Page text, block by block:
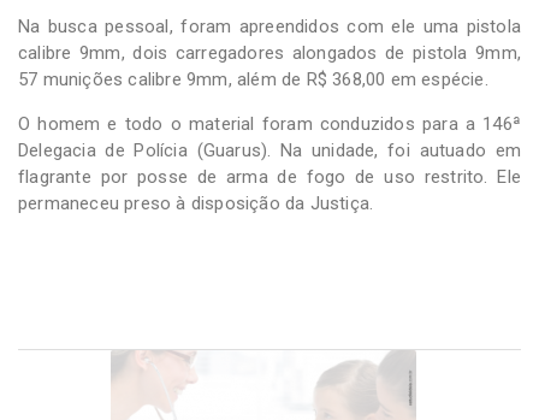
Na busca pessoal, foram apreendidos com ele uma pistola
calibre 9mm, dois carregadores alongados de pistola 9mm,
57 munições calibre 9mm, além de R$ 368,00 em espécie.
O homem e todo o material foram conduzidos para a 146ª
Delegacia de Polícia (Guarus). Na unidade, foi autuado em
flagrante por posse de arma de fogo de uso restrito. Ele
permaneceu preso à disposição da Justiça.